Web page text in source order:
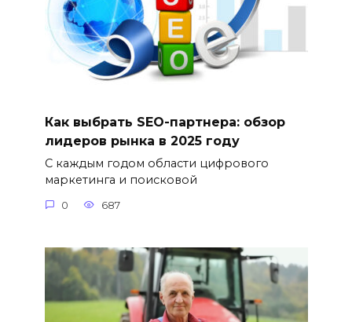
Как выбрать SEO-партнера: обзор
лидеров рынка в 2025 году
С каждым годом области цифрового
маркетинга и поисковой
0 687